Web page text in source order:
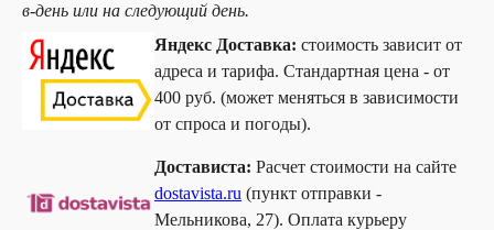
в-день или на следующий день.
Яндекс Доставка: стоимость зависит от
адреса и тарифа. Стандартная цена - от
400 руб. (может меняться в зависимости
от спроса и погоды).
Достависта: Расчет стоимости на сайте
dostavista.ru (пункт отправки -
Мельникова, 27). Оплата курьеру